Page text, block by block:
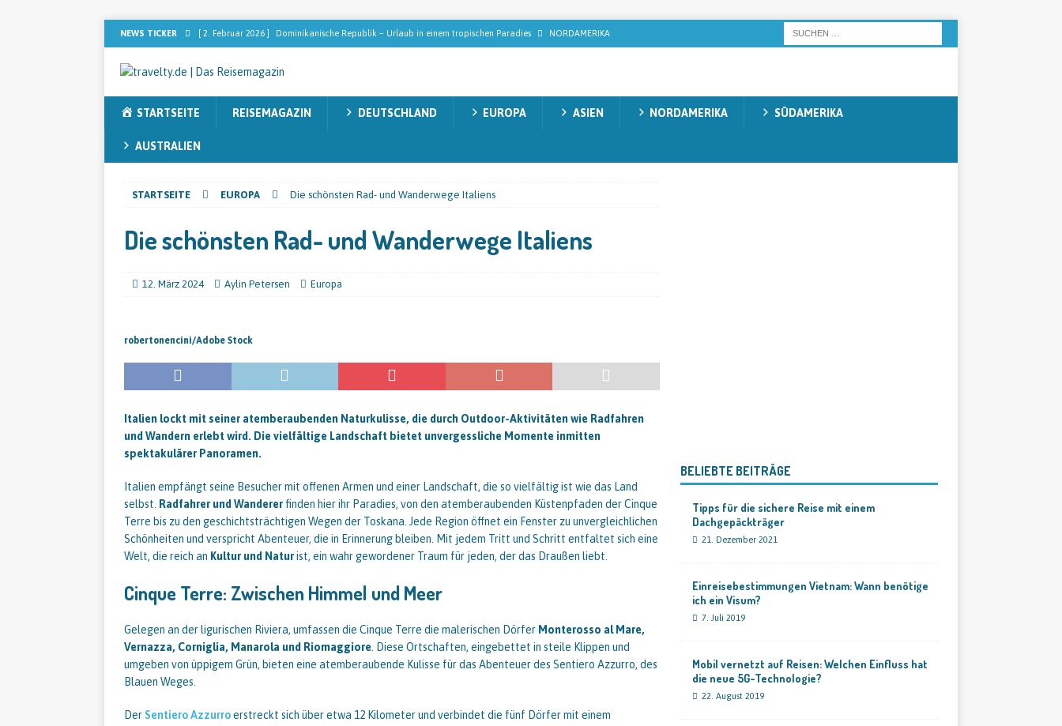
NEWS TICKER [ 2. Februar 2026 ] Dominikanische Republik – Urlaub in einem tropischen Paradies NORDAMERIKA
[ 13. November 2025 ] Sieben Faktoren, die modernes Wellness wirklich ausmachen REISEMAGAZIN
[ 12. November 2025 ]
REISEMAGAZIN
STARTSEITE REISEMAGAZIN DEUTSCHLAND EUROPA ASIEN NORDAMERIKA SÜDAMERIKA
AUSTRALIEN
STARTSEITE EUROPA Die schönsten Rad- und Wanderwege Italiens
Die schönsten Rad- und Wanderwege Italiens
12. März 2024 Aylin Petersen Europa
robertonencini/Adobe Stock
Italien lockt mit seiner atemberaubenden Naturkulisse, die durch Outdoor-Aktivitäten wie Radfahren
und Wandern erlebt wird. Die vielfältige Landschaft bietet unvergessliche Momente inmitten
spektakulärer Panoramen.
Italien empfängt seine Besucher mit offenen Armen und einer Landschaft, die so vielfältig ist wie das Land
selbst.
Radfahrer und Wandererfinden hier ihr Paradies, von den atemberaubenden Küstenpfaden der Cinque
Terre bis zu den geschichtsträchtigen Wegen der Toskana. Jede Region öffnet ein Fenster zu unvergleichlichen
Schönheiten und verspricht Abenteuer, die in Erinnerung bleiben. Mit jedem Tritt und Schritt entfaltet sich eine
Welt, die reich an Kultur und Naturist, ein wahr gewordener Traum für jeden, der das Draußen liebt.
Cinque Terre: Zwischen Himmel und Meer
Gelegen an der ligurischen Riviera, umfassen die Cinque Terre die malerischen Dörfer Monterosso al Mare,
Vernazza, Corniglia, Manarola und Riomaggiore . Diese Ortschaften, eingebettet in steile Klippen und
umgeben von üppigem Grün, bieten eine atemberaubende Kulisse für das Abenteuer des Sentiero Azzurro, des
Blauen Weges.
DerSentiero Azzurroerstreckt sich über etwa 12 Kilometer und verbindet die fünf Dörfer mit einem
BELIEBTE BEITRÄGE
Tipps für die sichere Reise mit einem
Dachgepäckträger
21. Dezember 2021
Einreisebestimmungen Vietnam: Wann benötige
ich ein Visum?
7. Juli 2019
Mobil vernetzt auf Reisen: Welchen Einfluss hat
die neue 5G-Technologie?
22. August 2019